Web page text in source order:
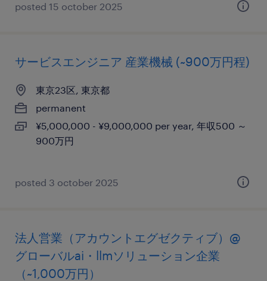
posted 15 october 2025
サービスエンジニア 産業機械 (~900万円程)
東京23区, 東京都
permanent
¥5,000,000 - ¥9,000,000 per year, 年収500 ～
900万円
posted 3 october 2025
法人営業（アカウントエグゼクティブ）@
グローバルai・llmソリューション企業
（~1,000万円）